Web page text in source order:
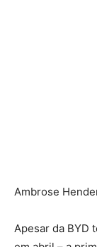
Ambrose
Apesar da BYD